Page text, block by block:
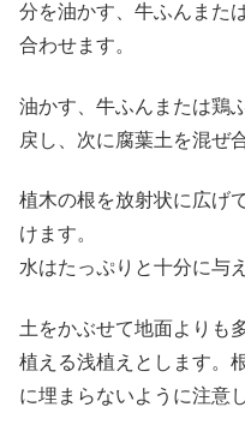
分を油かす、牛ふんまた
合わせます。
油かす、牛ふんまたは鶏
戻し、次に腐葉土を混ぜ
植木の根を放射状に広げ
けます。
水はたっぷりと十分に与
土をかぶせて地面よりも
植える浅植えとします。
に埋まらないように注意